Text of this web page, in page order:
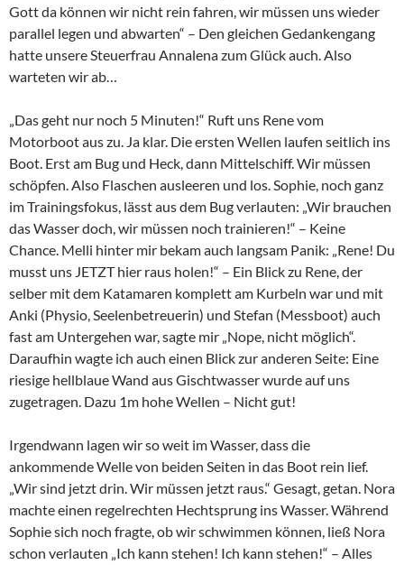
Gott da können wir nicht rein fahren, wir müssen uns wieder
parallel legen und abwarten“ – Den gleichen Gedankengang
hatte unsere Steuerfrau Annalena zum Glück auch. Also
warteten wir ab…
„Das geht nur noch 5 Minuten!“ Ruft uns Rene vom
Motorboot aus zu. Ja klar. Die ersten Wellen laufen seitlich ins
Boot. Erst am Bug und Heck, dann Mittelschiff. Wir müssen
schöpfen. Also Flaschen ausleeren und los. Sophie, noch ganz
im Trainingsfokus, lässt aus dem Bug verlauten: „Wir brauchen
das Wasser doch, wir müssen noch trainieren!“ – Keine
Chance. Melli hinter mir bekam auch langsam Panik: „Rene! Du
musst uns JETZT hier raus holen!“ – Ein Blick zu Rene, der
selber mit dem Katamaren komplett am Kurbeln war und mit
Anki (Physio, Seelenbetreuerin) und Stefan (Messboot) auch
fast am Untergehen war, sagte mir „Nope, nicht möglich“.
Daraufhin wagte ich auch einen Blick zur anderen Seite: Eine
riesige hellblaue Wand aus Gischtwasser wurde auf uns
zugetragen. Dazu 1m hohe Wellen – Nicht gut!
Irgendwann lagen wir so weit im Wasser, dass die
ankommende Welle von beiden Seiten in das Boot rein lief.
„Wir sind jetzt drin. Wir müssen jetzt raus.“ Gesagt, getan. Nora
machte einen regelrechten Hechtsprung ins Wasser. Während
Sophie sich noch fragte, ob wir schwimmen können, ließ Nora
schon verlauten „Ich kann stehen! Ich kann stehen!“ – Alles